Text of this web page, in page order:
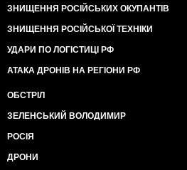
ЗНИЩЕННЯ РОСІЙСЬКИХ ОКУПАНТІВ
ЗНИЩЕННЯ РОСІЙСЬКОЇ ТЕХНІКИ
УДАРИ ПО ЛОГІСТИЦІ РФ
АТАКА ДРОНІВ НА РЕГІОНИ РФ
ОБСТРІЛ
ЗЕЛЕНСЬКИЙ ВОЛОДИМИР
РОСІЯ
ДРОНИ